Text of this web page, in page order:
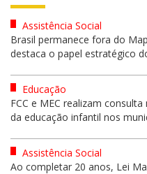
Assistência Social
Brasil permanece fora do
destaca o papel estratégico
Educação
FCC e MEC realizam
da educação infantil nos
Assistência Social
Ao completar 20 anos, Lei